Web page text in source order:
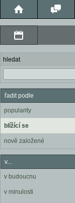
hledat
řadit podle
popularity
blížící se
nově založené
v...
v budoucnu
v minulosti